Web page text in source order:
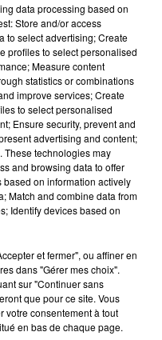
aura lieu en
de l'association.
Vikings et
l'association
Voir plus
data processing based on
Store and/or access
to select advertising; Create
profiles to select personalised
Measure content
statistics or combinations
improve services; Create
to select personalised
Ensure security, prevent and
advertising and content;
These technologies may
and browsing data to offer
on information actively
Match and combine data from
Identify devices based on
et fermer", ou affiner en
dans "Gérer mes choix".
sur "Continuer sans
que pour ce site. Vous
votre consentement à tout
en bas de chaque page.